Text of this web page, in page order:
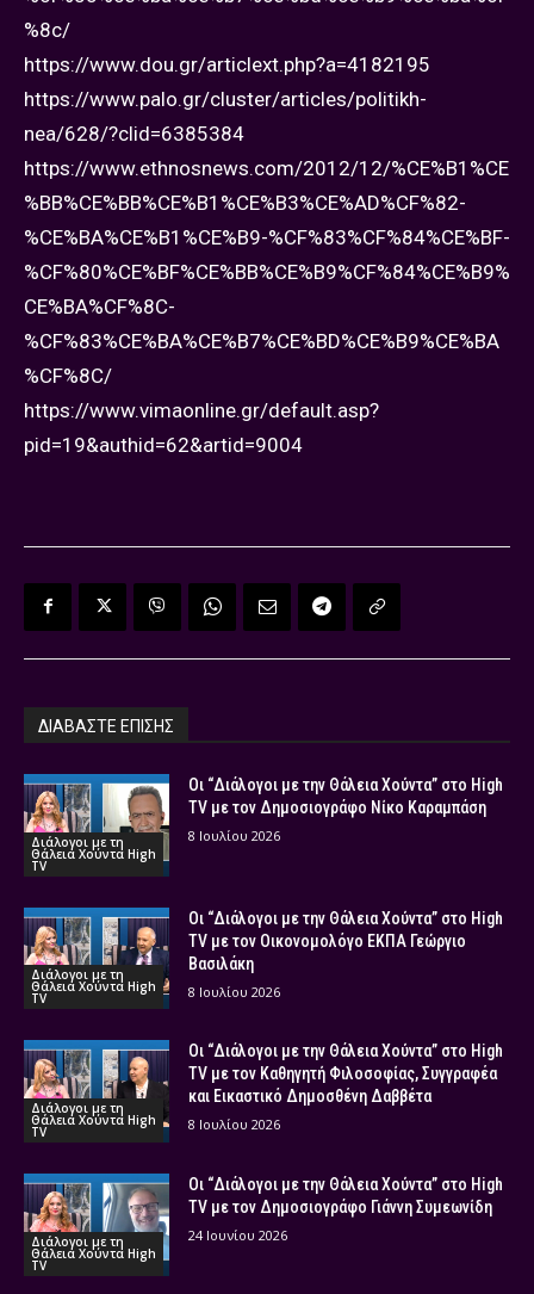
%8c/
https://www.dou.gr/articlext.php?a=4182195
https://www.palo.gr/cluster/articles/politikh-
nea/628/?clid=6385384
https://www.ethnosnews.com/2012/12/%CE%B1%CE
%BB%CE%BB%CE%B1%CE%B3%CE%AD%CF%82-
%CE%BA%CE%B1%CE%B9-%CF%83%CF%84%CE%BF-
%CF%80%CE%BF%CE%BB%CE%B9%CF%84%CE%B9%
CE%BA%CF%8C-
%CF%83%CE%BA%CE%B7%CE%BD%CE%B9%CE%BA
%CF%8C/
https://www.vimaonline.gr/default.asp?
pid=19&authid=62&artid=9004
ΔΙΑΒΑΣΤΕ ΕΠΙΣΗΣ
Διάλογοι με τη
Θάλεια Χούντα High
TV
Οι “Διάλογοι με την Θάλεια Χούντα” στο High
TV με τον Δημοσιογράφο Νίκο Καραμπάση
8 Ιουλίου 2026
Διάλογοι με τη
Θάλεια Χούντα High
TV
Οι “Διάλογοι με την Θάλεια Χούντα” στο High
TV με τον Οικονομολόγο ΕΚΠΑ Γεώργιο
Βασιλάκη
8 Ιουλίου 2026
Διάλογοι με τη
Θάλεια Χούντα High
TV
Οι “Διάλογοι με την Θάλεια Χούντα” στο High
TV με τον Καθηγητή Φιλοσοφίας, Συγγραφέα
και Εικαστικό Δημοσθένη Δαββέτα
8 Ιουλίου 2026
Διάλογοι με τη
Θάλεια Χούντα High
TV
Οι “Διάλογοι με την Θάλεια Χούντα” στο High
TV με τον Δημοσιογράφο Γιάννη Συμεωνίδη
24 Ιουνίου 2026